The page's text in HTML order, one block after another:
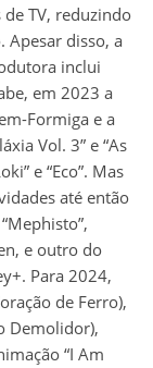
TV, reduzindo
Apesar disso, a
inclui
em 2023 a
Formiga e a
Vol. 3” e “As
e “Eco”. Mas
até então
e outro do
Para 2024,
de Ferro),
Demolidor),
“I Am